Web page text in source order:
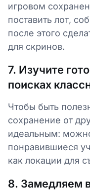
игровом
поставить лот,
после этого
для скринов.
7. Изучите
поисках
Чтобы быть
сохранение от
идеальным:
понравившиеся
как локации для
8. Замедляем